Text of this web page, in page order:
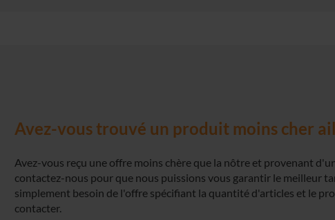
Avez-vous trouvé un produit moins cher
Avez-vous reçu une offre moins chère que la nôtre et provenant
contactez-nous pour que nous puissions vous garantir le meilleur
simplement besoin de l'offre spécifiant la quantité d'articles et le
contacter.